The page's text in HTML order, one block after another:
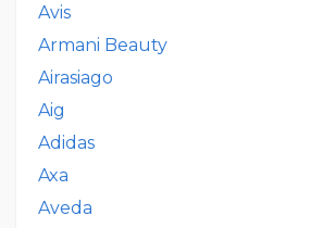
Avis
Armani Beauty
Airasiago
Aig
Adidas
Axa
Aveda